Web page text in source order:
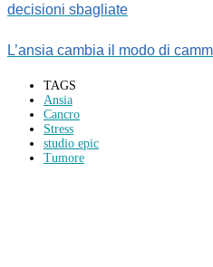
decisioni sbagliate
L’ansia cambia il modo di
TAGS
Ansia
Cancro
Stress
studio epic
Tumore